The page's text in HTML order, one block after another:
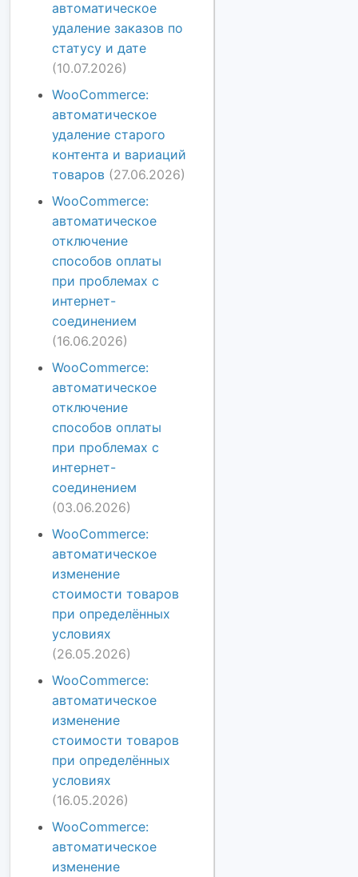
автоматическое
удаление заказов по
статусу и дате
(10.07.2026)
WooCommerce:
автоматическое
удаление старого
контента и вариаций
товаров (27.06.2026)
WooCommerce:
автоматическое
отключение
способов оплаты
при проблемах с
интернет-
соединением
(16.06.2026)
WooCommerce:
автоматическое
отключение
способов оплаты
при проблемах с
интернет-
соединением
(03.06.2026)
WooCommerce:
автоматическое
изменение
стоимости товаров
при определённых
условиях
(26.05.2026)
WooCommerce:
автоматическое
изменение
стоимости товаров
при определённых
условиях
(16.05.2026)
WooCommerce:
автоматическое
изменение